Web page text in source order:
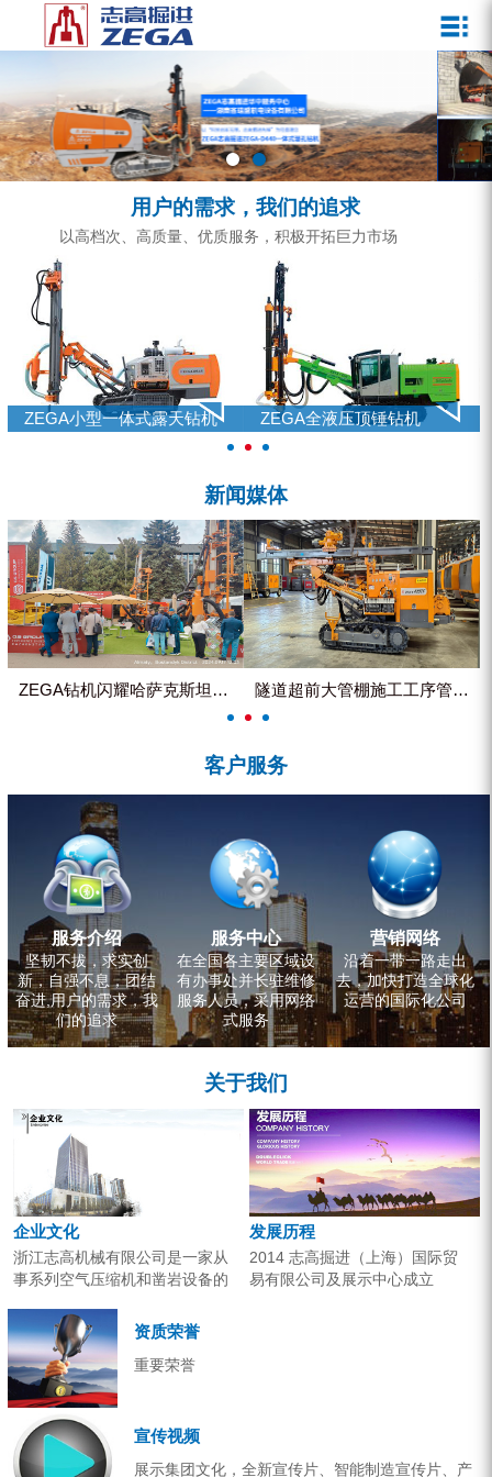
发展历程
资质荣誉
宣传视频
行业动态
ZEGA一体式潜孔钻机
ZEGA地下掘进台车
ZEGA小型一体式露天钻机
ZEGA全液压顶锤钻机
锚固钻机系列
FY水井钻车系列
水井专用螺杆空压机
雾炮机
洗轮机
服务中心
营销网络
用户的需求，我们的追求
以高档次、高质量、优质服务，积极开拓巨力市场
ZEGA小型一体式露天钻机 ZEGA全液压顶锤钻机
新闻媒体
ZEGA钻机闪耀哈萨克斯坦国际... 隧道超前大管棚施工工序管理控制
客户服务
服务介绍
坚韧不拔，求实创
新，自强不息，团结
奋进,用户的需求，我
们的追求
服务中心
在全国各主要区域设
有办事处并长驻维修
服务人员，采用网络
式服务
营销网络
沿着一带一路走出
去，加快打造全球化
运营的国际化公司
关于我们
企业文化
浙江志高机械有限公司是一家从
事系列空气压缩机和凿岩设备的
的专业机构。产品广泛应用于工
业气源、各类矿山开采和工程项
目建设。企业以技术开发为核
心，...
发展历程
2014 志高掘进（上海）国际贸
易有限公司及展示中心成立
资质荣誉
重要荣誉
宣传视频
展示集团文化，全新宣传片、智能制造宣传片、产